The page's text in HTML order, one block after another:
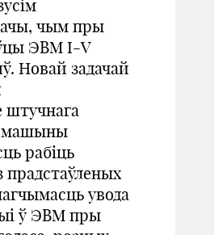
чым пры
ЭВМ I-V
Новай задачай
штучнага
машыны
рабіць
увода
ў ЭВМ пры